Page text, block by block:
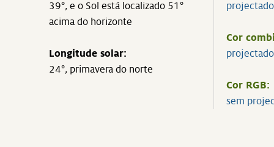
39°, e o Sol está localizado 51°
acima do horizonte
Longitude solar:
24°, primavera do norte
Cor
Cor RGB:
sem